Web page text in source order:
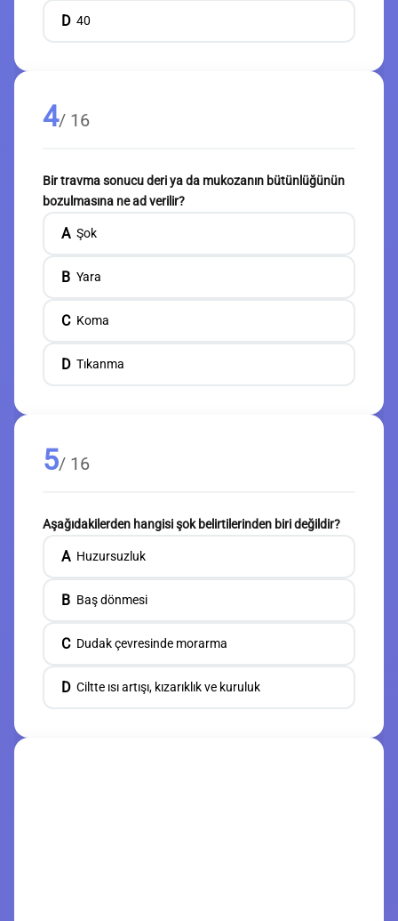
D 40
4/ 16
Bir travma sonucu deri ya da mukozanın bütünlüğünün
bozulmasına ne ad verilir?
A Şok
B Yara
C Koma
D Tıkanma
5/ 16
Aşağıdakilerden hangisi şok belirtilerinden biri değildir?
A Huzursuzluk
B Baş dönmesi
C Dudak çevresinde morarma
D Ciltte ısı artışı, kızarıklık ve kuruluk